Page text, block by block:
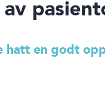
hatt en godt